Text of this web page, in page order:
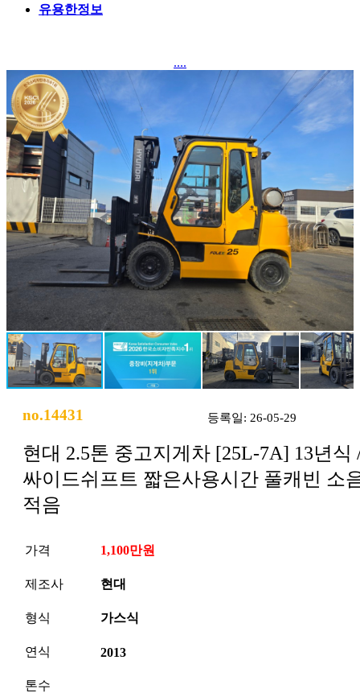
유용한정보
....
no.14431 등록일: 26-05-29
현대 2.5톤 중고지게차 [25L-7A] 13년식
싸이드쉬프트 짧은사용시간 풀캐빈 소
적음
가격 1,100만원
제조사 현대
형식 가스식
연식 2013
톤수